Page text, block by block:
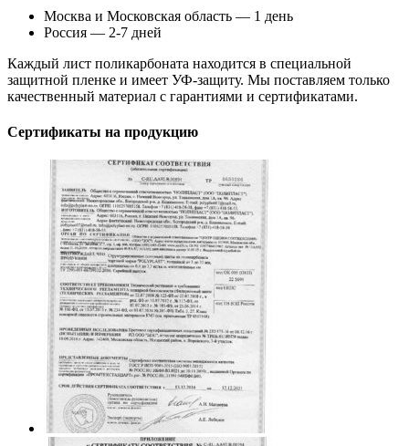
Москва и Московская область — 1 день
Россия — 2-7 дней
Каждый лист поликарбоната находится в специальной
защитной пленке и имеет УФ-защиту. Мы поставляем только
качественный материал с гарантиями и сертификатами.
Сертификаты на продукцию